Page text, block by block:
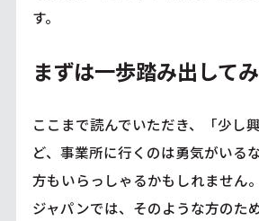
す。
まずは一歩踏み出して
ここまで読んでいただき、「少し
ど、事業所に行くのは勇気がいる
方もいらっしゃるかもしれません
ジャパンでは、そのような方のた